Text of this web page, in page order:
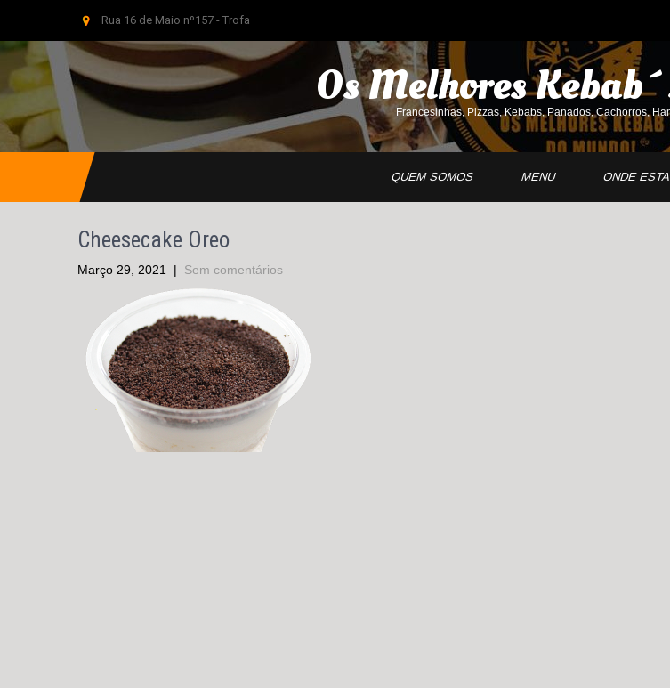
Rua 16 de Maio nº157 - Trofa
Os Melhores
Francesinhas, Pizzas, Kebabs, Panados, Cachorros,
QUEM SOMOS MENU ONDE
Cheesecake Oreo
Março 29, 2021 | Sem comentários